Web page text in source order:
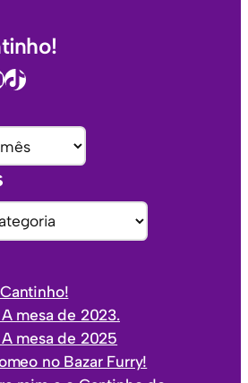
TikTok
mesa de 2023.
mesa de 2025
no Bazar Furry!